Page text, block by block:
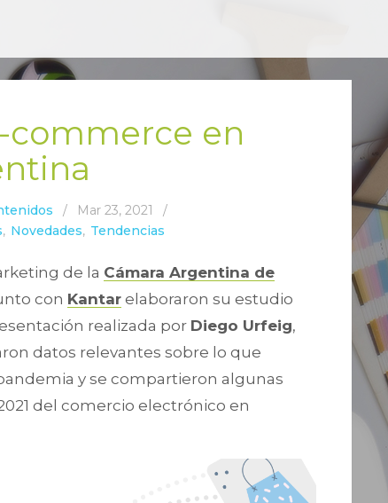
commerce en
/ Mar 23, 2021
/
, Novedades, Tendencias
de la Cámara Argentina de
con Kantar elaboraron su estudio
realizada por Diego Urfeig,
datos relevantes sobre lo que
y se compartieron algunas
del comercio electrónico en